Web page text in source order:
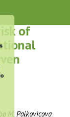
of
M, Palkovicova